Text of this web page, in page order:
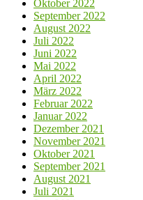
Oktober 2022
September 2022
August 2022
Juli 2022
Juni 2022
Mai 2022
April 2022
März 2022
Februar 2022
Januar 2022
Dezember 2021
November 2021
Oktober 2021
September 2021
August 2021
Juli 2021